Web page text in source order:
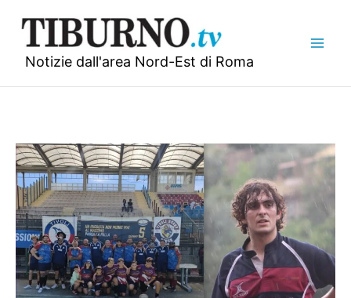
contenuto
Notizie dall'area Nord-Est di Roma